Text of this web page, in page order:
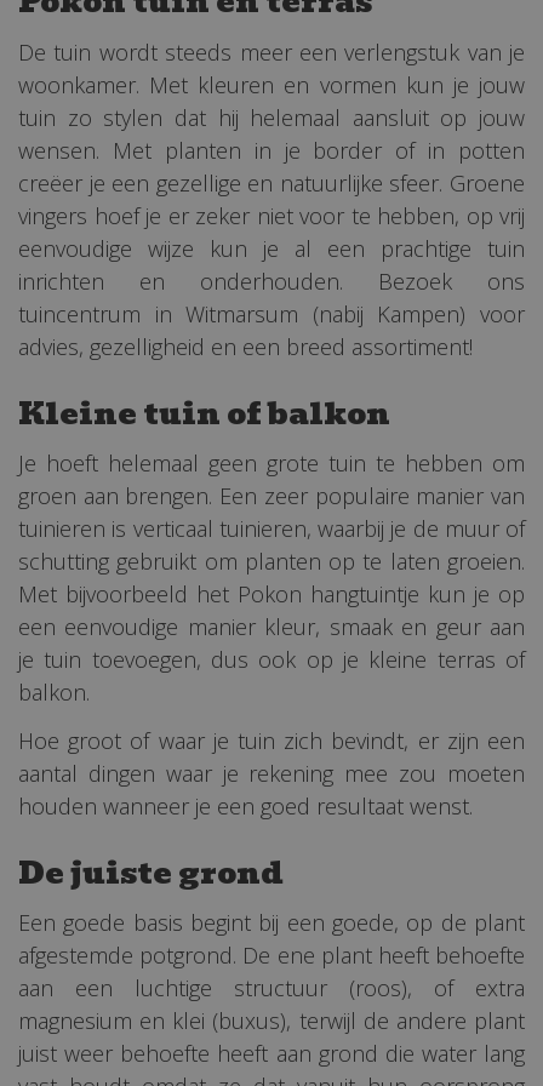
De tuin wordt steeds meer een verlengstuk van je
woonkamer. Met kleuren en vormen kun je jouw
tuin zo stylen dat hij helemaal aansluit op jouw
wensen. Met planten in je border of in potten
creëer je een gezellige en natuurlijke sfeer. Groene
vingers hoef je er zeker niet voor te hebben, op vrij
eenvoudige wijze kun je al een prachtige tuin
inrichten en onderhouden. Bezoek ons
tuincentrum in Witmarsum (nabij Kampen) voor
advies, gezelligheid en een breed assortiment!
Kleine tuin of balkon
Je hoeft helemaal geen grote tuin te hebben om
groen aan brengen. Een zeer populaire manier van
tuinieren is verticaal tuinieren, waarbij je de muur of
schutting gebruikt om planten op te laten groeien.
Met bijvoorbeeld het Pokon hangtuintje kun je op
een eenvoudige manier kleur, smaak en geur aan
je tuin toevoegen, dus ook op je kleine terras of
balkon.
Hoe groot of waar je tuin zich bevindt, er zijn een
aantal dingen waar je rekening mee zou moeten
houden wanneer je een goed resultaat wenst.
De juiste grond
Een goede basis begint bij een goede, op de plant
afgestemde potgrond. De ene plant heeft behoefte
aan een luchtige structuur (roos), of extra
magnesium en klei (buxus), terwijl de andere plant
juist weer behoefte heeft aan grond die water lang